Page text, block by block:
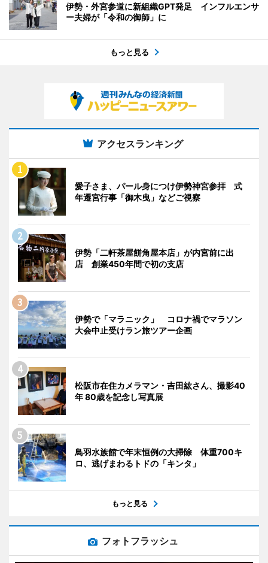
伊勢・外宮参道に新組織GPT発足 インフルエンサ
ー夫婦が「令和の御師」に
もっと見る
アクセスランキング
愛子さま、パール身につけ伊勢神宮参拝 式
年遷宮行事「御木曳」などご視察
伊勢「二軒茶屋餅角屋本店」が内宮前に出
店 創業450年間で初の支店
伊勢で「マラニック」 コロナ禍でマラソン
大会中止受けラン旅ツアー企画
松阪市在住カメラマン・吉田紘さん、撮影40
年 80歳を記念し写真展
鳥羽水族館で年末恒例の大掃除 体重700キ
ロ、逃げまわるトドの「キンタ」
もっと見る
フォトフラッシュ